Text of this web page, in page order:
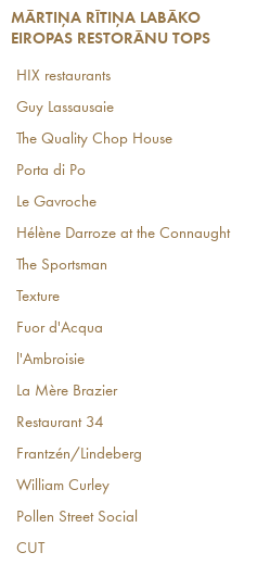
RESTORĀNU TOPS
MĀRTIŅA RĪTIŅA LABĀKO
EIROPAS RESTORĀNU TOPS
HIX restaurants
Guy Lassausaie
The Quality Chop House
Porta di Po
Le Gavroche
Hélène Darroze at the Connaught
The Sportsman
Texture
Fuor d'Acqua
l'Ambroisie
La Mère Brazier
Restaurant 34
Frantzén/Lindeberg
William Curley
Pollen Street Social
CUT